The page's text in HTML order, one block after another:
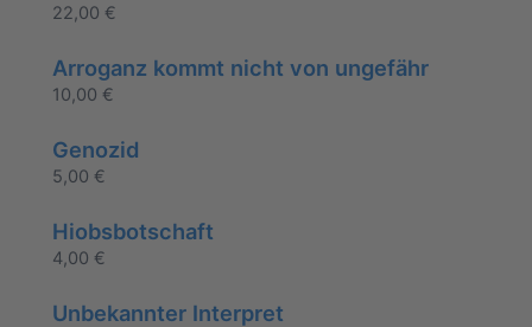
22,00 €
Arroganz kommt nicht von ungefähr
10,00 €
Genozid
5,00 €
Hiobsbotschaft
4,00 €
Unbekannter Interpret